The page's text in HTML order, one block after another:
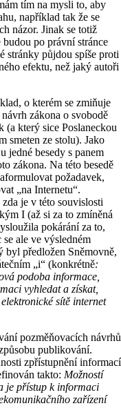
tím na mysli to, aby
například tak že se
názor. Jinak se totiž
budou po právní stránce
stránky půjdou spíše proti
efektu, než jaký autoři
o kterém se zmiňuje
zákona o svobodě
který sice Poslaneckou
smeten ze stolu). Jako
jedné besedy s panem
zákona. Na této besedě
požadavek,
„na Internetu“.
je v této souvislosti
I (až si za to zmíněná
pokárání za to,
ale ve výsledném
byl předložen Sněmovně,
„i“ (konkrétně:
podoba informace,
vyhledat a získat,
sítě internet
pozměňovacích návrhů
publikování.
zpřístupnění informací
takto: Možností
je přístup k informaci
zařízení